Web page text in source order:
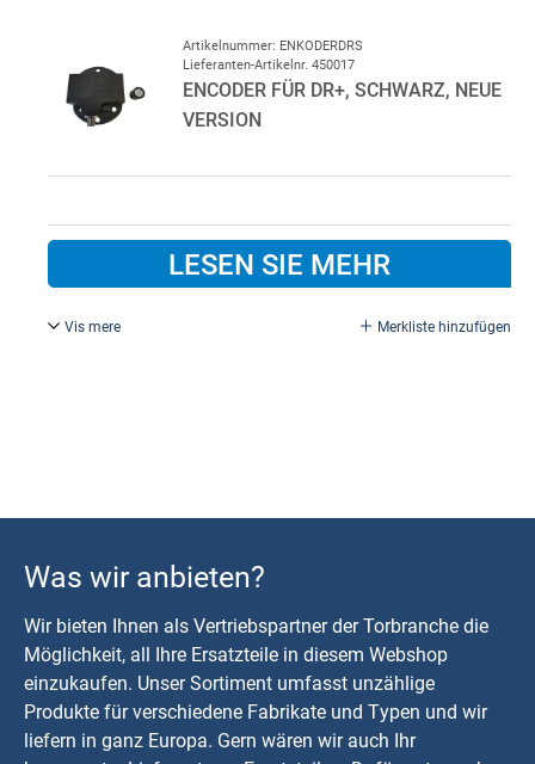
Artikelnummer: ENKODERDRS
Lieferanten-Artikelnr. 450017
ENCODER FÜR DR+, SCHWARZ, NEUE
VERSION
LESEN SIE MEHR
Vis mere Merkliste hinzufügen
Was wir anbieten?
Wir bieten Ihnen als Vertriebspartner der Torbranche die
Möglichkeit, all Ihre Ersatzteile in diesem Webshop
einzukaufen. Unser Sortiment umfasst unzählige
Produkte für verschiedene Fabrikate und Typen und wir
liefern in ganz Europa. Gern wären wir auch Ihr